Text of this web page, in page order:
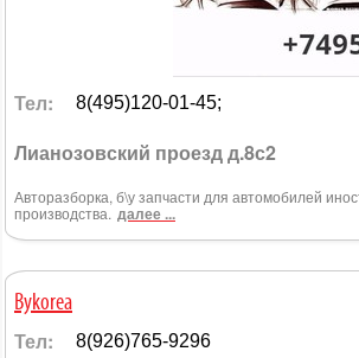
Тел: 8(495)120-01-45;
Лианозовский проезд д.8с2
Авторазборка, б\у запчасти для автомобилей
производства. далее ...
Bykorea
Тел: 8(926)765-9296